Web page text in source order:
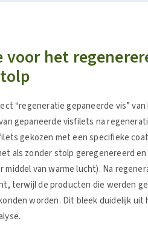
voor het
“regeneratie gepaneerde vis”
gepaneerde visfilets na
gekozen met een specifieke
als zonder stolp geregenereerd
middel van warme lucht). Na
terwijl de producten die werden
worden. Dit bleek duidelijk